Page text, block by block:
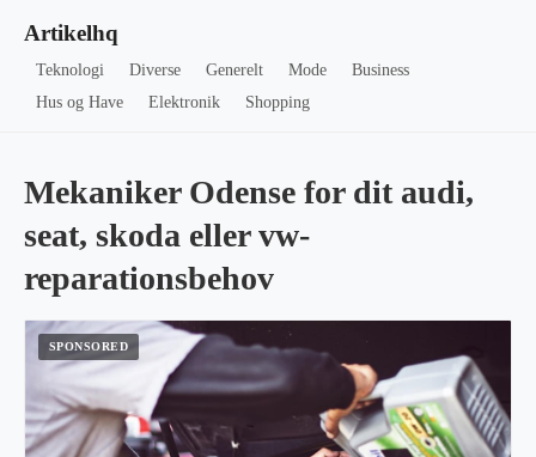
Artikelhq
Teknologi Diverse Generelt Mode
Business
Hus og Have
Elektronik Shopping
Mekaniker Odense for dit audi,
seat, skoda eller vw-
reparationsbehov